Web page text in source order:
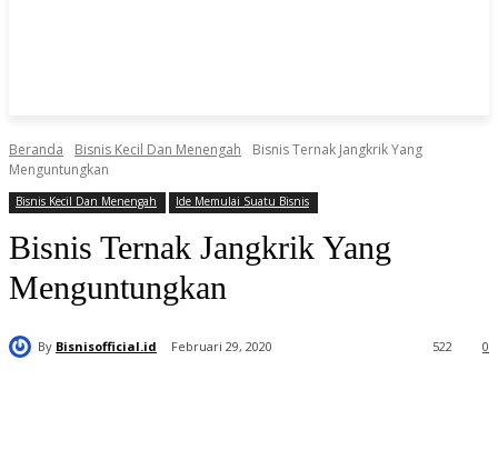
Beranda Bisnis Kecil Dan Menengah
Bisnis Ternak Jangkrik Yang
Menguntungkan
Bisnis Kecil Dan Menengah Ide Memulai Suatu Bisnis
Bisnis Ternak Jangkrik Yang
Menguntungkan
By Bisnisofficial.id Februari 29, 2020 0
522